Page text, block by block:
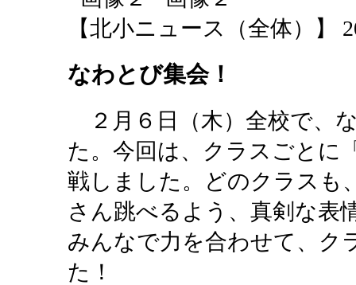
【北小ニュース（全体）】
なわとび集会！
２月６日（木）全校で、
た。今回は、クラスごとに
戦しました。どのクラスも
さん跳べるよう、真剣な表
みんなで力を合わせて、ク
た！